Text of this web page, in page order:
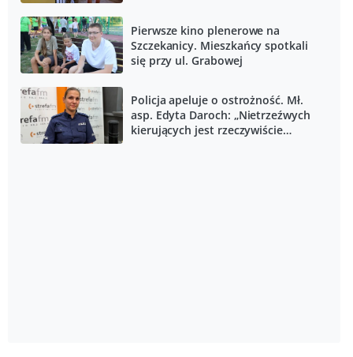
Pierwsze kino plenerowe na
Szczekanicy. Mieszkańcy spotkali
się przy ul. Grabowej
Policja apeluje o ostrożność. Mł.
asp. Edyta Daroch: „Nietrzeźwych
kierujących jest rzeczywiście